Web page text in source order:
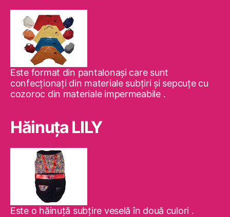
Este format din pantalonaşi care sunt
confecţionaţi din materiale subţiri şi sepcuţe cu
cozoroc din materiale impermeabile .
Hăinuţa LILY
Este o hăinuţă subţire veselă în două culori .